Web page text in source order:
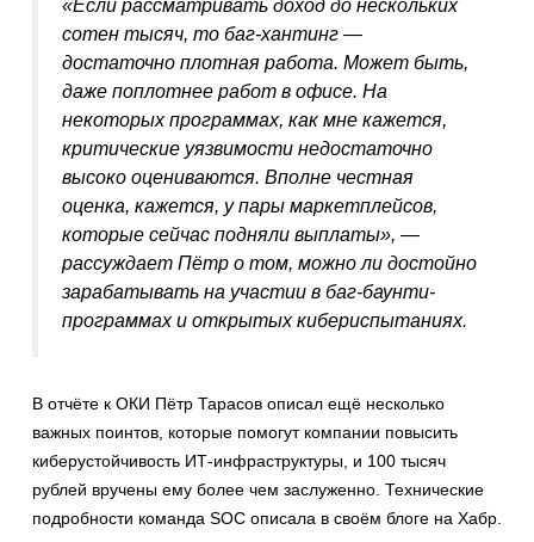
«Если рассматривать доход до нескольких
сотен тысяч, то баг-хантинг —
достаточно плотная работа. Может быть,
даже поплотнее работ в офисе. На
некоторых программах, как мне кажется,
критические уязвимости недостаточно
высоко оцениваются. Вполне честная
оценка, кажется, у пары маркетплейсов,
которые сейчас подняли выплаты», —
рассуждает Пётр о том, можно ли достойно
зарабатывать на участии в баг-баунти-
программах и открытых кибериспытаниях.
В отчёте к ОКИ Пётр Тарасов описал ещё несколько
важных поинтов, которые помогут компании повысить
киберустойчивость ИТ-инфраструктуры, и 100 тысяч
рублей вручены ему более чем заслуженно. Технические
подробности команда SOC описала в своём блоге на Хабр.